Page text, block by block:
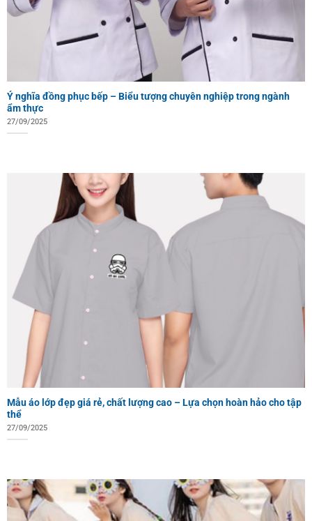
Ý nghĩa đồng phục bếp – Biểu tượng chuyên nghiệp trong ngành
ẩm thực
27/09/2025
Mẫu áo lớp đẹp giá rẻ, chất lượng cao – Lựa chọn hoàn hảo cho tập
thể
27/09/2025